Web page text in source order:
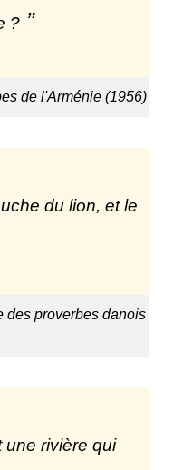
?
de l'Arménie (1956)
du lion, et le
des proverbes danois
une rivière qui